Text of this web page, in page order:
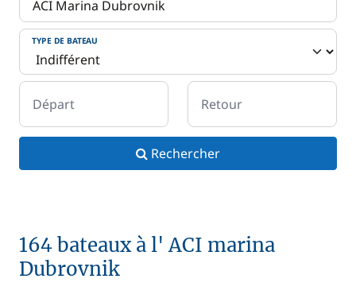
TYPE DE BATEAU
Départ Retour
Rechercher
164 bateaux à l' ACI marina
Dubrovnik